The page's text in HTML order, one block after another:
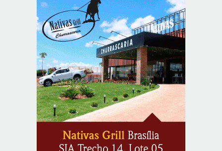
Lactário do Hospital de Base garante alimentação
segura e personalizada aos pacientes
Supermercados transformam o Wi-Fi em ferramenta
estratégica para fidelizar clientes
CIEE e Tribunal Regional Federal da 1ª Região - TRF
abrem processo seletivo para o Programa de Estágio
“Você sabe com quem está falando?”: A corrupção
sistêmica nos órgãos públicos
Jardim Botânico: MPDFT ajuíza ação contra obras em
sítio arqueológico pré-histórico